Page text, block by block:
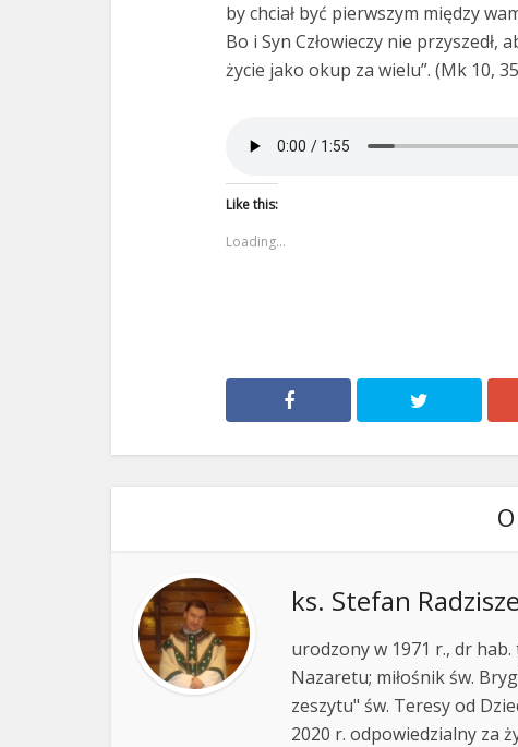
by chciał być pierwszym między
Bo i Syn Człowieczy nie przyszedł,
życie jako okup za wielu”. (Mk 10,
Like this:
Loading...
ks. Stefan
urodzony w 1971 r., dr
Nazaretu; miłośnik św.
zeszytu" św. Teresy od
2020 r. odpowiedzialny za